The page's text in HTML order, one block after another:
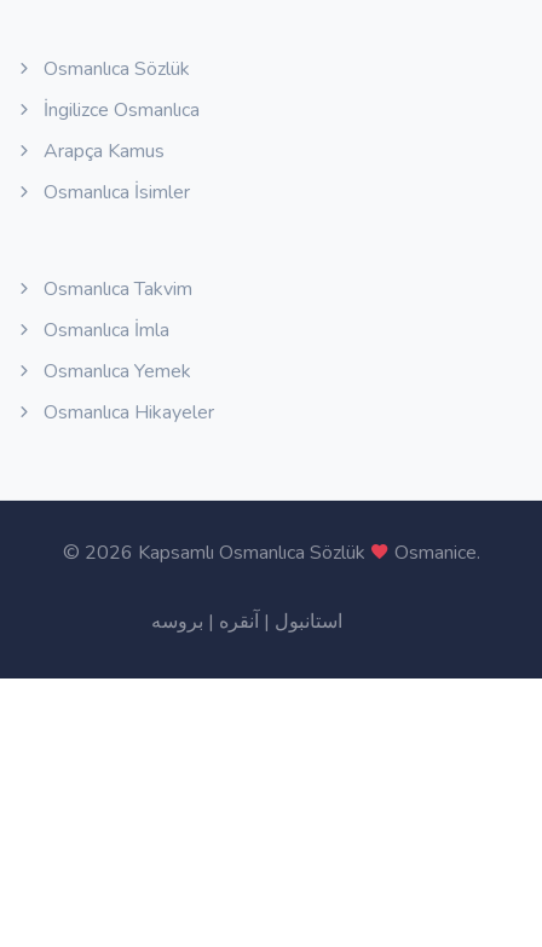
Osmanlıca Sözlük
İngilizce Osmanlıca
Arapça Kamus
Osmanlıca İsimler
Osmanlıca Takvim
Osmanlıca İmla
Osmanlıca Yemek
Osmanlıca Hikayeler
© 2026 Kapsamlı Osmanlıca Sözlük Osmanice.
استانبول | آنقره | بروسه